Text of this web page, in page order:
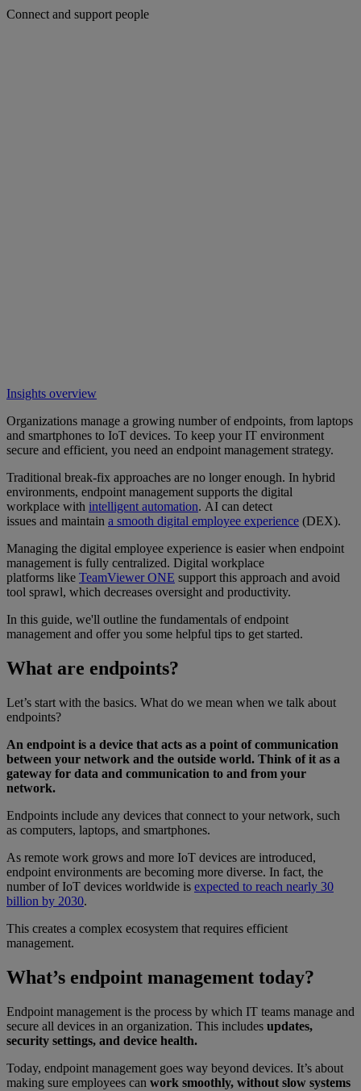
Connect and support people
Insights overview
Organizations manage a growing number of endpoints, from laptops
and smartphones to IoT devices. To keep your IT environment
secure and efficient, you need an endpoint management strategy.
Traditional break-fix approaches are no longer enough. In hybrid
environments, endpoint management supports the digital
workplace with intelligent automation. AI can detect
issues and maintain a smooth digital employee experience (DEX).
Managing the digital employee experience is easier when endpoint
management is fully centralized. Digital workplace
platforms like TeamViewer ONE support this approach and avoid
tool sprawl, which decreases oversight and productivity.
In this guide, we'll outline the fundamentals of endpoint
management and offer you some helpful tips to get started.
What are endpoints?
Let’s start with the basics. What do we mean when we talk about
endpoints?
An endpoint is a device that acts as a point of communication
between your network and the outside world. Think of it as a
gateway for data and communication to and from your
network.
Endpoints include any devices that connect to your network, such
as computers, laptops, and smartphones.
As remote work grows and more IoT devices are introduced,
endpoint environments are becoming more diverse. In fact, the
number of IoT devices worldwide is expected to reach nearly 30
billion by 2030.
This creates a complex ecosystem that requires efficient
management.
What’s endpoint management today?
Endpoint management is the process by which IT teams manage and
secure all devices in an organization. This includes updates,
security settings, and device health.
Today, endpoint management goes way beyond devices. It’s about
making sure employees can work smoothly, without slow systems